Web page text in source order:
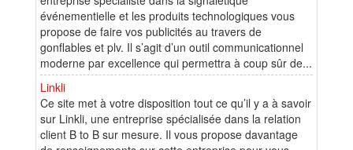
événementielle et les produits technologiques vous
propose de faire vos publicités au travers de
gonflables et plv. Il s’agit d’un outil communicationnel
moderne par excellence qui permettra à coup sûr de...
Linkli
Ce site met à votre disposition tout ce qu’il y a à savoir
sur Linkli, une entreprise spécialisée dans la relation
client B to B sur mesure. Il vous propose davantage